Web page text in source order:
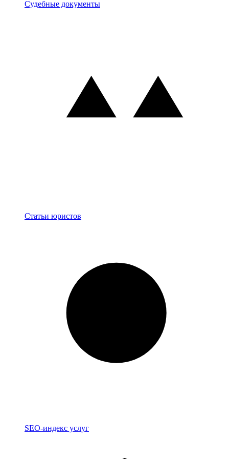
Документы
Судебные документы
Блог
Статьи юристов
Индекс
SEO-индекс услуг